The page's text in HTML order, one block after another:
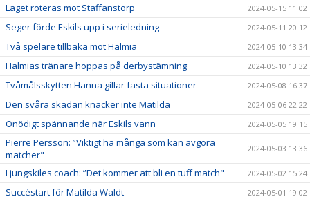
Laget roteras mot Staffanstorp 2024-05-15 11:02
Seger förde Eskils upp i serieledning 2024-05-11 20:12
Två spelare tillbaka mot Halmia 2024-05-10 13:34
Halmias tränare hoppas på derbystämning 2024-05-10 13:32
Tvåmålsskytten Hanna gillar fasta situationer 2024-05-08 16:37
Den svåra skadan knäcker inte Matilda 2024-05-06 22:22
Onödigt spännande när Eskils vann 2024-05-05 19:15
Pierre Persson: ”Viktigt ha många som kan avgöra
matcher"
2024-05-03 13:36
Ljungskiles coach: ”Det kommer att bli en tuff match" 2024-05-02 15:24
Succéstart för Matilda Waldt 2024-05-01 19:02